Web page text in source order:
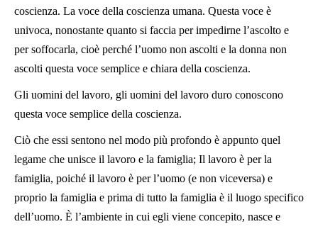
coscienza. La voce della coscienza umana. Questa voce è
univoca, nonostante quanto si faccia per impedirne l’ascolto e
per soffocarla, cioè perché l’uomo non ascolti e la donna non
ascolti questa voce semplice e chiara della coscienza.
Gli uomini del lavoro, gli uomini del lavoro duro conoscono
questa voce semplice della coscienza.
Ciò che essi sentono nel modo più profondo è appunto quel
legame che unisce il lavoro e la famiglia; Il lavoro è per la
famiglia, poiché il lavoro è per l’uomo (e non viceversa) e
proprio la famiglia e prima di tutto la famiglia è il luogo specifico
dell’uomo. È l’ambiente in cui egli viene concepito, nasce e